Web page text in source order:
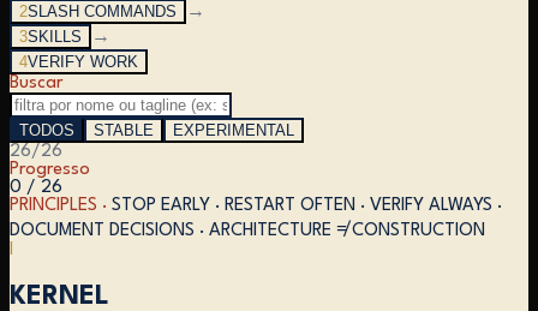
2SLASH COMMANDS
→
3SKILLS
→
4VERIFY WORK
Buscar
TODOS STABLE
EXPERIMENTAL
26/ 26
Progresso
0 / 26
PRINCIPLES · STOP EARLY · RESTART OFTEN · VERIFY ALWAYS ·
DOCUMENT DECISIONS · ARCHITECTURE ≠ CONSTRUCTION
KERNEL